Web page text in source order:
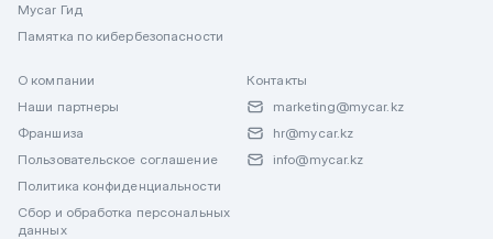
Mycar Гид
Памятка по кибербезопасности
О компании
Наши партнеры
Франшиза
Пользовательское соглашение
Политика конфиденциальности
Сбор и обработка персональных
данных
Контакты
marketing@mycar.kz
hr@mycar.kz
info@mycar.kz